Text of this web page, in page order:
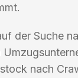
der Suche
nach